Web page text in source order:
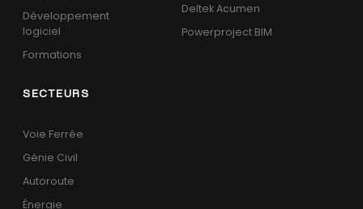
Développement
logiciel
Formations
Deltek Acumen
Powerproject BIM
SECTEURS
Voie Ferrée
Génie Civil
Autoroute
Énergie